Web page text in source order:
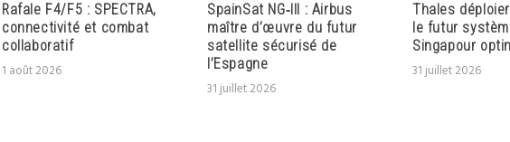
Rafale F4/F5 : SPECTRA,
connectivité et combat
collaboratif
1 août 2026
SpainSat NG‑III : Airbus
maître d’œuvre du futur
satellite sécurisé de
l’Espagne
31 juillet 2026
Thales
le futur
Singapour
31 juillet 2026